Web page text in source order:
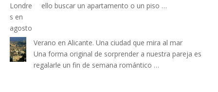
ello buscar un apartamento o un piso …
Verano en Alicante. Una ciudad que mira al mar
Una forma original de sorprender a nuestra pareja es
regalarle un fin de semana romántico …